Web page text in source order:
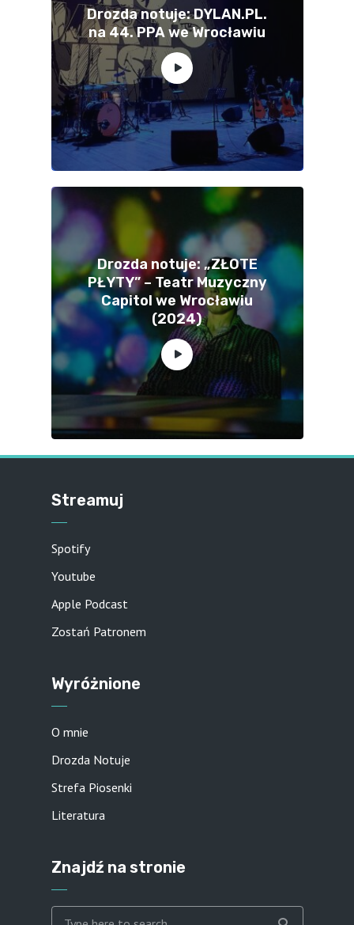
Drozda notuje: DYLAN.PL.
na 44. PPA we Wrocławiu
Drozda notuje: „ZŁOTE
PŁYTY” – Teatr Muzyczny
Capitol we Wrocławiu
(2024)
Streamuj
Spotify
Youtube
Apple Podcast
Zostań Patronem
Wyróżnione
O mnie
Drozda Notuje
Strefa Piosenki
Literatura
Znajdź na stronie